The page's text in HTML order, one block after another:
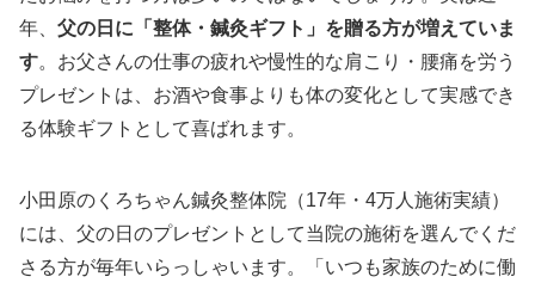
年、 父の日に「整体・鍼灸ギフト」を贈る方が増えていま
す。お父さんの仕事の疲れや慢性的な肩こり・腰痛を労う
プレゼントは、お酒や食事よりも体の変化として実感でき
る体験ギフトとして喜ばれます。
小田原のくろちゃん鍼灸整体院（17年・4万人施術実績）
には、父の日のプレゼントとして当院の施術を選んでくだ
さる方が毎年いらっしゃいます。「いつも家族のために働